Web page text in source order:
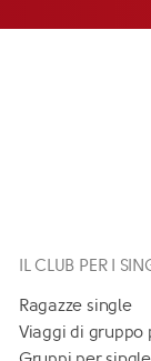
IL CLUB PER I
Ragazze single
Viaggi di gruppo